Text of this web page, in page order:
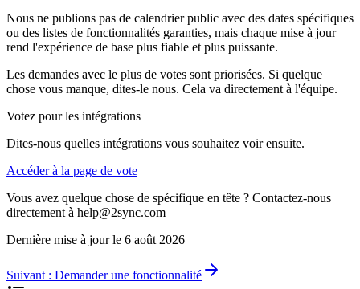
Nous ne publions pas de calendrier public avec des dates spécifiques
ou des listes de fonctionnalités garanties, mais chaque mise à jour
rend l'expérience de base plus fiable et plus puissante.
Les demandes avec le plus de votes sont priorisées. Si quelque
chose vous manque, dites-le nous. Cela va directement à l'équipe.
Votez pour les intégrations
Dites-nous quelles intégrations vous souhaitez voir ensuite.
Accéder à la page de vote
Vous avez quelque chose de spécifique en tête ? Contactez-nous
directement à help@2sync.com
Dernière mise à jour le 6 août 2026
Suivant : Demander une fonctionnalité